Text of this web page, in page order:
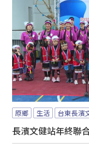
原鄉 生活 台東長濱
長濱文健站年終聯